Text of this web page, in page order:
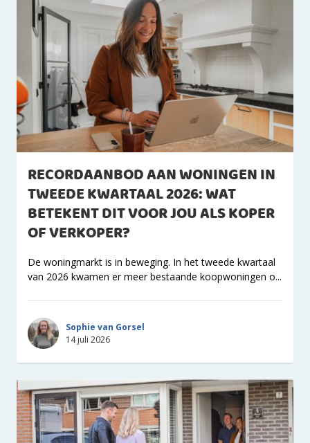
RECORDAANBOD AAN WONINGEN IN
TWEEDE KWARTAAL 2026: WAT
BETEKENT DIT VOOR JOU ALS KOPER
OF VERKOPER?
De woningmarkt is in beweging. In het tweede kwartaal
van 2026 kwamen er meer bestaande koopwoningen o...
Sophie van Gorsel
14 juli 2026